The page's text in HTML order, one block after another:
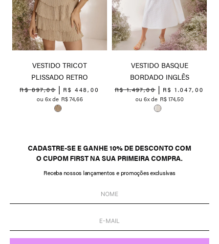
VESTIDO TRICOT
PLISSADO RETRO
R$ 897,00 R$ 448, 00
6
R$74,66
VESTIDO BASQUE
BORDADO INGLÊS
R$ 1.497,00 R$ 1.047, 00
6
R$174,50
CADASTRE-SE E GANHE 10% DE DESCONTO COM
O CUPOM FIRST NA SUA PRIMEIRA COMPRA.
Receba nossos lançamentos e promoções exclusivas